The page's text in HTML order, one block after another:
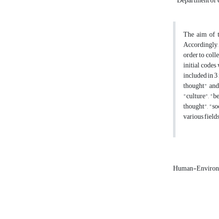
The aim of
Accordingly,
order to
initial codes
included in
thought"
"culture",
thought",
various
Human-